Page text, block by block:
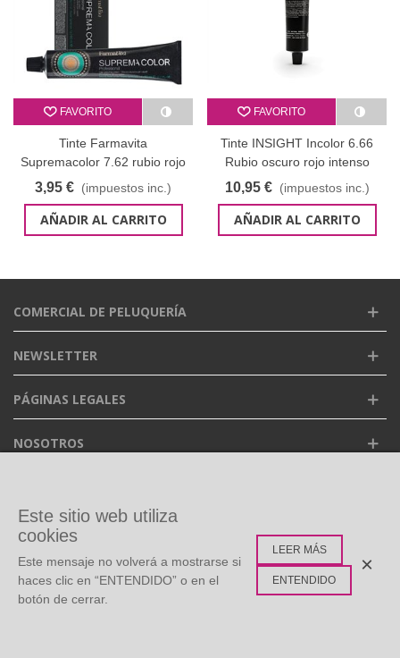
FAVORITO
Tinte Farmavita
Supremacolor 7.62 rubio rojo
irisado 60 ml
3,95 € (impuestos inc.)
AÑADIR AL CARRITO
FAVORITO
Tinte INSIGHT Incolor 6.66
Rubio oscuro rojo intenso
100 ml
10,95 € (impuestos inc.)
AÑADIR AL CARRITO
COMERCIAL DE PELUQUERÍA
NEWSLETTER
PÁGINAS LEGALES
NOSOTROS
ETIQUETAS POPULARES
Este sitio web utiliza
cookies
Este mensaje no volverá a mostrarse si
haces clic en “ENTENDIDO” o en el
botón de cerrar.
LEER MÁS
ENTENDIDO
×